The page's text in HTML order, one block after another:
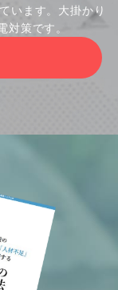
います。大掛かり
対策です。